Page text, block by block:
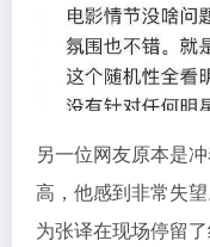
另一位网友原本是
高，他感到非常失
为张译在现场停留了